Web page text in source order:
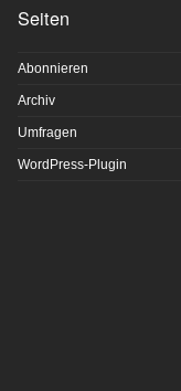
Seiten
Abonnieren
Archiv
Umfragen
WordPress-Plugin